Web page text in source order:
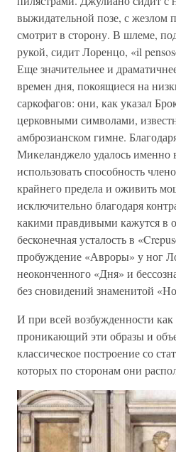
выжидательной позе, с жезлом
смотрит в сторону. В шлеме,
рукой, сидит Лоренцо, «il
Еще значительнее и
времен дня, покоящиеся на
саркофагов: они, как указал
церковными символами,
амброзианском гимне.
Микеланджело удалось именно
использовать способность
крайнего предела и оживить
исключительно благодаря
какими правдивыми кажутся в
бесконечная усталость в
пробуждение «Авроры» у ног
неоконченного «Дня» и
без сновидений знаменитой
И при всей возбужденности как
проникающий эти образы и
классическое построение со
которых по сторонам они